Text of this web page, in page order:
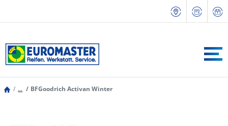
... BFGoodrich Activan Winter